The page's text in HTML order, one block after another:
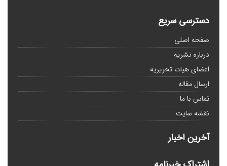
دسترسی سریع
صفحه اصلی
درباره نشریه
اعضای هیات تحریریه
ارسال مقاله
تماس با ما
نقشه سایت
آخرین اخبار